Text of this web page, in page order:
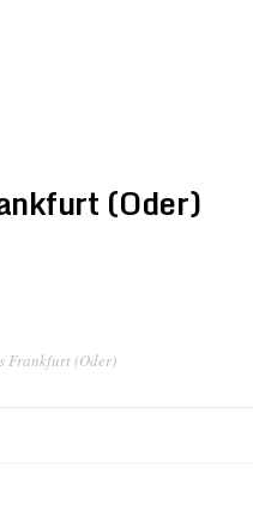
(Oder)
Frankfurt (Oder)